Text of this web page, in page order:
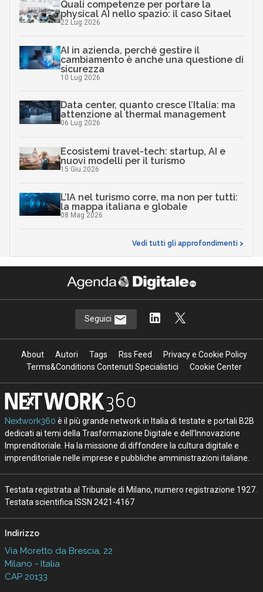
Quali competenze per portare la
physical AI nello spazio: il caso Sitael
22 Lug 2026
AI in azienda, perché gestire il
cambiamento è anche una questione di
sicurezza
10 Lug 2026
Data center, quanto cresce l’Italia: ma
attenzione al thermal management
06 Lug 2026
Ecosistemi travel-tech: startup, AI e
nuovi modelli per il turismo
15 Giu 2026
L’IA nel turismo corre, ma non per tutti:
la mappa italiana e globale
08 Mag 2026
Vedi tutti gli approfondimenti >
Seguici
About Autori Tags Rss Feed
Privacy e Cookie Policy
Terms&Conditions Contenuti Specialistici
Cookie Center
Nextwork360 è il più grande network in Italia di testate e portali B2B
dedicati ai temi della Trasformazione Digitale e dell’Innovazione
Imprenditoriale. Ha la missione di diffondere la cultura digitale e
imprenditoriale nelle imprese e pubbliche amministrazioni italiane.
Testata registrata al Tribunale di Milano, numero registrazione 1927.
Testata scientifica ISSN 2421-4167
Indirizzo
Via Moretto da Brescia, 22
Milano - Italia
CAP 20133